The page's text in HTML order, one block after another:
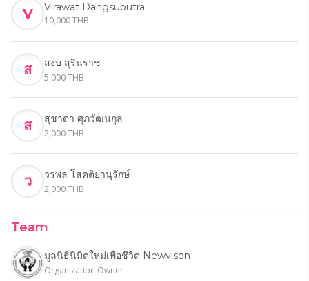
เพื่อให้บริการและช่วยเหลือผู้ยากไร้ผู้ด้อยโอกาสและผู้
ประสบภัยพิบัติต่าง ๆ
เพื่อสนับสนุนการพัฒนาและอนุรักษ์สิ่งแวดล้อมในเขต
เมืองและชนบท
V Virawat Dangsubutra
10,000 THB
ส สงบ สุรินราช
5,000 THB
ส สุชาดา ศุภวัฒนกุล
2,000 THB
ว วรพล โสคติยานุรักษ์
2,000 THB
Team
มูลนิธินิมิตใหม่เพื่อชีวิต Newvison
Organization Owner